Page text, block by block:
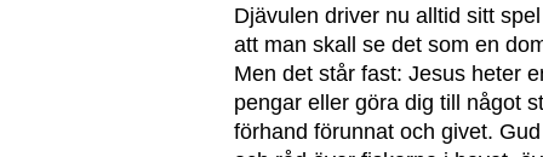
Djävulen driver nu alltid sitt
att man skall se det som en
Men det står fast: Jesus heter
pengar eller göra dig till något
förhand förunnat och givet.